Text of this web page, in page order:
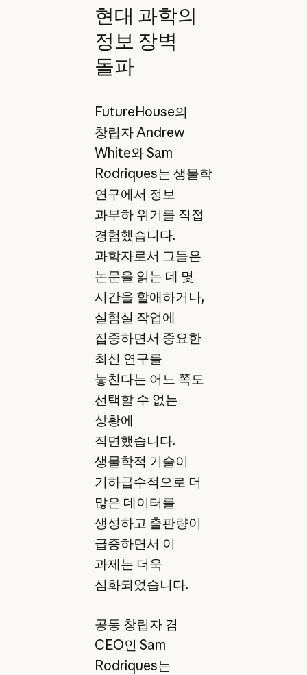
현대 과학의
정보 장벽
돌파
FutureHouse의
창립자 Andrew
White와 Sam
Rodriques는 생물학
연구에서 정보
과부하 위기를 직접
경험했습니다.
과학자로서 그들은
논문을 읽는 데 몇
시간을 할애하거나,
실험실 작업에
집중하면서 중요한
최신 연구를
놓친다는 어느 쪽도
선택할 수 없는
상황에
직면했습니다.
생물학적 기술이
기하급수적으로 더
많은 데이터를
생성하고 출판량이
급증하면서 이
과제는 더욱
심화되었습니다.
공동 창립자 겸
CEO인 Sam
Rodriques는